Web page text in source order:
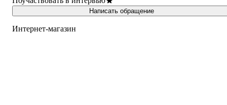
Написать обращение
Интернет-магазин